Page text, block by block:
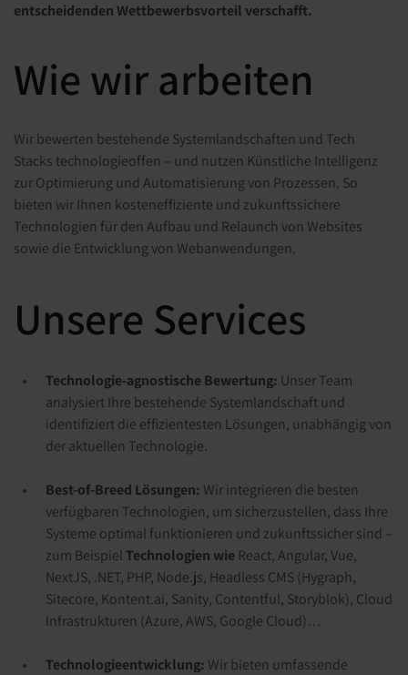
entscheidenden Wettbewerbsvorteil verschafft.
Wie wir arbeiten
Wirbewerten bestehende Systemlandschaften und Tech
Stacks technologieoffen – und nutzen Künstliche Intelligenz
zur Optimierung und Automatisierung von Prozessen. So
bieten wir Ihnen kosteneffiziente und zukunftssichere
Technologien für den Aufbau und Relaunch von Websites
sowie die Entwicklung von Webanwendungen.
Unsere Services
Technologie-agnostische Bewertung: Unser Team
analysiert Ihre bestehende Systemlandschaft und
identifiziert die effizientesten Lösungen, unabhängig von
der aktuellen Technologie.
Best-of-Breed Lösungen: Wir integrieren die besten
verfügbaren Technologien, um sicherzustellen, dass Ihre
Systeme optimal funktionieren und zukunftssicher sind –
zum BeispielTechnologien wieReact, Angular, Vue,
NextJS, .NET, PHP, Node.js, Headless CMS (Hygraph,
Sitecore, Kontent.ai, Sanity, Contentful, Storyblok), Cloud
Infrastrukturen (Azure, AWS, Google Cloud)…
Technologieentwicklung: Wir bieten umfassende